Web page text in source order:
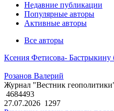
Недавние публикации
Популярные авторы
Активные авторы
Все авторы
Ксения Фетисова- Бастрыкину
Розанов Валерий
Журнал "Вестник
4684493
27.07.2026 1297